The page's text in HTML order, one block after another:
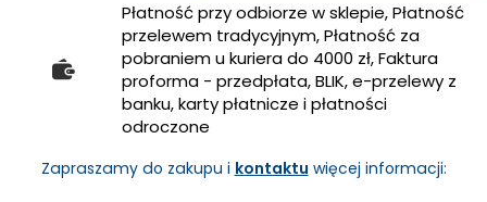
Płatność przy odbiorze w sklepie, Płatność
przelewem tradycyjnym, Płatność za
pobraniem u kuriera do 4000 zł, Faktura
proforma - przedpłata, BLIK, e-przelewy z
banku, karty płatnicze i płatności
odroczone
Zapraszamy do zakupu i kontaktu więcej informacji: